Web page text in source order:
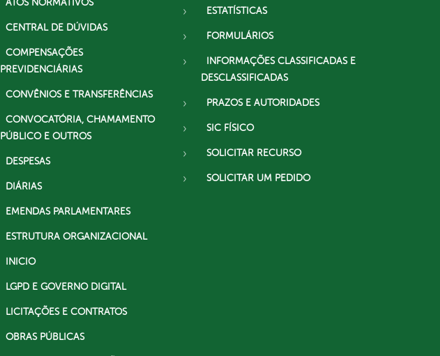
ATOS NORMATIVOS
CENTRAL DE DÚVIDAS
COMPENSAÇÕES
PREVIDENCIÁRIAS
CONVÊNIOS E TRANSFERÊNCIAS
CONVOCATÓRIA, CHAMAMENTO
PÚBLICO E OUTROS
DESPESAS
DIÁRIAS
EMENDAS PARLAMENTARES
ESTRUTURA ORGANIZACIONAL
INICIO
LGPD E GOVERNO DIGITAL
LICITAÇÕES E CONTRATOS
OBRAS PÚBLICAS
ESTATÍSTICAS
FORMULÁRIOS
INFORMAÇÕES CLASSIFICADAS E
DESCLASSIFICADAS
PRAZOS E AUTORIDADES
SIC FÍSICO
SOLICITAR RECURSO
SOLICITAR UM PEDIDO